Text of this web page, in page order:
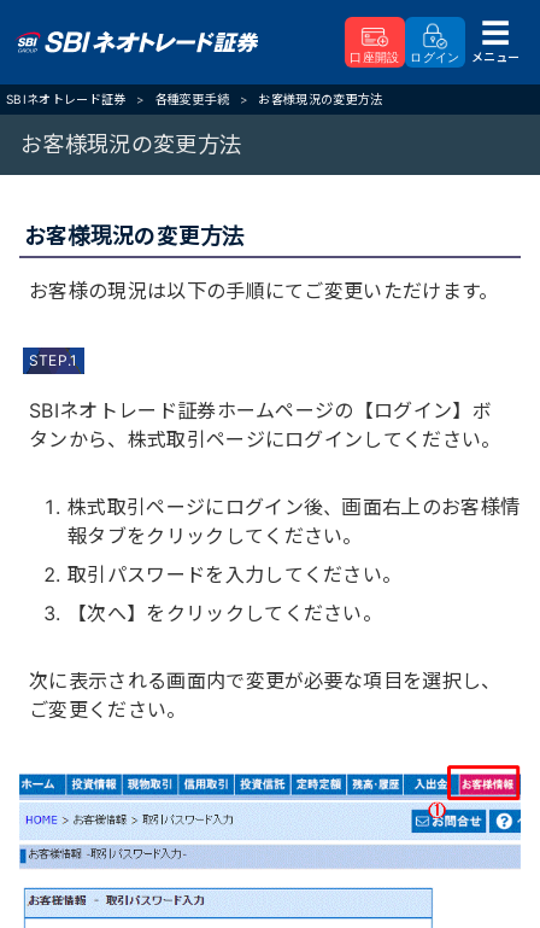
口座開設 ログイン メニュー
SBIネオトレード証券 各種変更手続 お客様現況の変更方法
お客様現況の変更方法
お客様現況の変更方法
お客様の現況は以下の手順にてご変更いただけます。
STEP.1
SBIネオトレード証券ホームページの【ログイン】ボ
タンから、株式取引ページにログインしてください。
株式取引ページにログイン後、画面右上のお客様情
報タブをクリックしてください。
取引パスワードを入力してください。
【次へ】をクリックしてください。
次に表示される画面内で変更が必要な項目を選択し、
ご変更ください。